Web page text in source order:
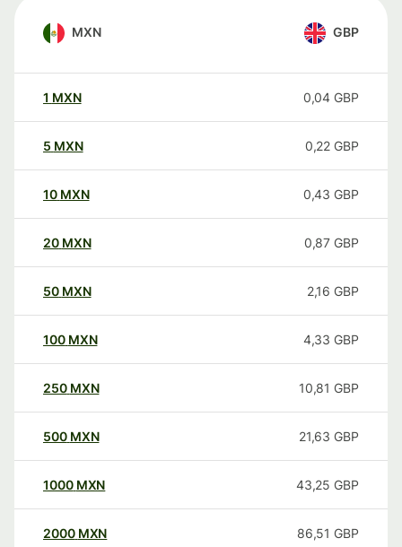
MXN GBP
1 MXN 0,04 GBP
5 MXN 0,22 GBP
10 MXN 0,43 GBP
20 MXN 0,87 GBP
50 MXN 2,16 GBP
100 MXN 4,33 GBP
250 MXN 10,81 GBP
500 MXN 21,63 GBP
1000 MXN 43,25 GBP
2000 MXN 86,51 GBP